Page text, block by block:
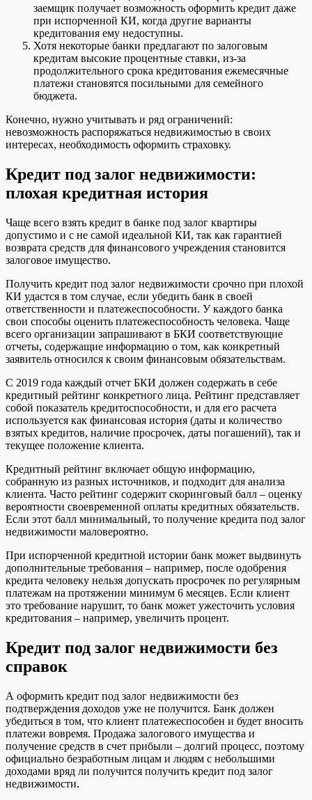
заемщик получает возможность оформить кредит даже
при испорченной КИ, когда другие варианты
кредитования ему недоступны.
Хотя некоторые банки предлагают по залоговым
кредитам высокие процентные ставки, из-за
продолжительного срока кредитования ежемесячные
платежи становятся посильными для семейного
бюджета.
Конечно, нужно учитывать и ряд ограничений:
невозможность распоряжаться недвижимостью в своих
интересах, необходимость оформить страховку.
Кредит под залог недвижимости:
плохая кредитная история
Чаще всего взять кредит в банке под залог квартиры
допустимо и с не самой идеальной КИ, так как гарантией
возврата средств для финансового учреждения становится
залоговое имущество.
Получить кредит под залог недвижимости срочно при плохой
КИ удастся в том случае, если убедить банк в своей
ответственности и платежеспособности. У каждого банка
свои способы оценить платежеспособность человека. Чаще
всего организации запрашивают в БКИ соответствующие
отчеты, содержащие информацию о том, как конкретный
заявитель относился к своим финансовым обязательствам.
С 2019 года каждый отчет БКИ должен содержать в себе
кредитный рейтинг конкретного лица. Рейтинг представляет
собой показатель кредитоспособности, и для его расчета
используется как финансовая история (даты и количество
взятых кредитов, наличие просрочек, даты погашений), так и
текущее положение клиента.
Кредитный рейтинг включает общую информацию,
собранную из разных источников, и подходит для анализа
клиента. Часто рейтинг содержит скоринговый балл – оценку
вероятности своевременной оплаты кредитных обязательств.
Если этот балл минимальный, то получение кредита под залог
недвижимости маловероятно.
При испорченной кредитной истории банк может выдвинуть
дополнительные требования – например, после одобрения
кредита человеку нельзя допускать просрочек по регулярным
платежам на протяжении минимум 6 месяцев. Если клиент
это требование нарушит, то банк может ужесточить условия
кредитования – например, увеличить процент.
Кредит под залог недвижимости без
справок
А оформить кредит под залог недвижимости без
подтверждения доходов уже не получится. Банк должен
убедиться в том, что клиент платежеспособен и будет вносить
платежи вовремя. Продажа залогового имущества и
получение средств в счет прибыли – долгий процесс, поэтому
официально безработным лицам и людям с небольшими
доходами вряд ли получится получить кредит под залог
недвижимости.